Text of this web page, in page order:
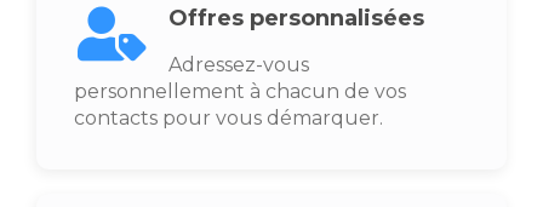
Offres personnalisées
Adressez-vous
personnellement à chacun de vos
contacts pour vous démarquer.